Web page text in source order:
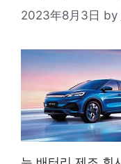
2023年8月3日 by